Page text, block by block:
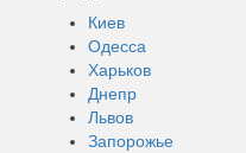
Киев
Одесса
Харьков
Днепр
Львов
Запорожье